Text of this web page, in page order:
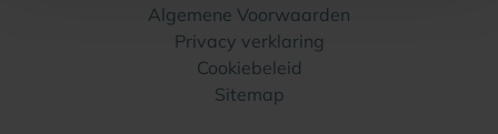
Algemene Voorwaarden
Privacy verklaring
Cookiebeleid
Sitemap